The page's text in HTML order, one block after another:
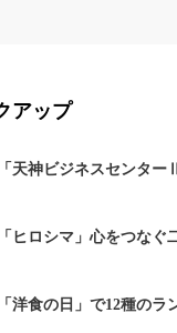
アップ
「天神ビジネスセンタ
「ヒロシマ」心をつな
「洋食の日」で12種の